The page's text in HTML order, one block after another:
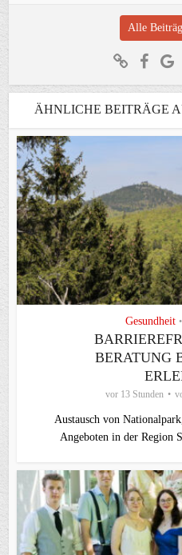
Alle
ÄHNLICHE BEITRÄGE
Gesundheit •
BERATUNG
vor 13 Stunden
Austausch von
Angeboten in der Region